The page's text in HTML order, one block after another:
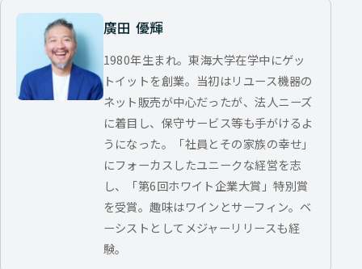
廣田 優輝
1980年生まれ。東海大学在学中にゲッ
トイットを創業。当初はリユース機器の
ネット販売が中心だったが、法人ニーズ
に着目し、保守サービス等も手がけるよ
うになった。「社員とその家族の幸せ」
にフォーカスしたユニークな経営を志
し、「第6回ホワイト企業大賞」特別賞
を受賞。趣味はワインとサーフィン。ベ
ーシストとしてメジャーリリースも経
験。